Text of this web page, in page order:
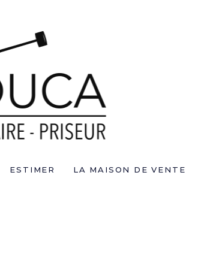
ESTIMER LA MAISON DE VENTE